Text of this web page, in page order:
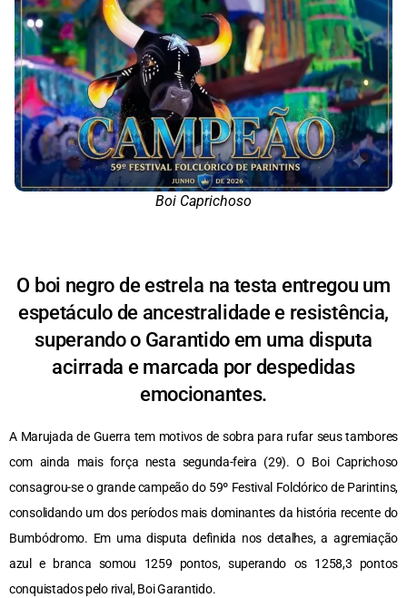
Boi Caprichoso
O boi negro de estrela na testa entregou um
espetáculo de ancestralidade e resistência,
superando o Garantido em uma disputa
acirrada e marcada por despedidas
emocionantes.
A Marujada de Guerra tem motivos de sobra para rufar seus tambores
com ainda mais força nesta segunda-feira (29). O Boi Caprichoso
consagrou-se o grande campeão do 59º Festival Folclórico de Parintins,
consolidando um dos períodos mais dominantes da história recente do
Bumbódromo. Em uma disputa definida nos detalhes, a agremiação
azul e branca somou 1259 pontos, superando os 1258,3 pontos
conquistados pelo rival, Boi Garantido.